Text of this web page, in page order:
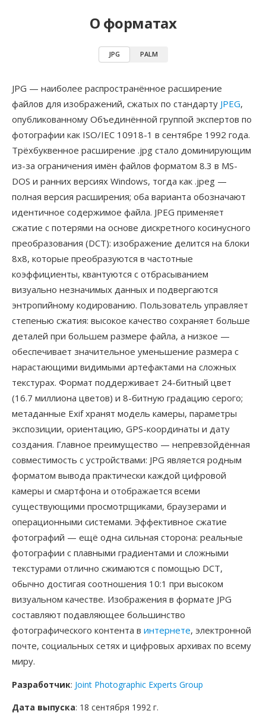
О форматах
JPG PALM
JPG — наиболее распространённое расширение
файлов для изображений, сжатых по стандарту JPEG,
опубликованному Объединённой группой экспертов по
фотографии как ISO/IEC 10918-1 в сентябре 1992 года.
Трёхбуквенное расширение .jpg стало доминирующим
из-за ограничения имён файлов форматом 8.3 в MS-
DOS и ранних версиях Windows, тогда как .jpeg —
полная версия расширения; оба варианта обозначают
идентичное содержимое файла. JPEG применяет
сжатие с потерями на основе дискретного косинусного
преобразования (DCT): изображение делится на блоки
8x8, которые преобразуются в частотные
коэффициенты, квантуются с отбрасыванием
визуально незначимых данных и подвергаются
энтропийному кодированию. Пользователь управляет
степенью сжатия: высокое качество сохраняет больше
деталей при большем размере файла, а низкое —
обеспечивает значительное уменьшение размера с
нарастающими видимыми артефактами на сложных
текстурах. Формат поддерживает 24-битный цвет
(16.7 миллиона цветов) и 8-битную градацию серого;
метаданные Exif хранят модель камеры, параметры
экспозиции, ориентацию, GPS-координаты и дату
создания. Главное преимущество — непревзойдённая
совместимость с устройствами: JPG является родным
форматом вывода практически каждой цифровой
камеры и смартфона и отображается всеми
существующими просмотрщиками, браузерами и
операционными системами. Эффективное сжатие
фотографий — ещё одна сильная сторона: реальные
фотографии с плавными градиентами и сложными
текстурами отлично сжимаются с помощью DCT,
обычно достигая соотношения 10:1 при высоком
визуальном качестве. Изображения в формате JPG
составляют подавляющее большинство
фотографического контента в интернете, электронной
почте, социальных сетях и цифровых архивах по всему
миру.
Разработчик: Joint Photographic Experts Group
Дата выпуска: 18 сентября 1992 г.